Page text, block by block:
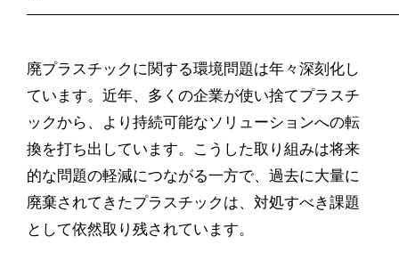
廃プラスチックに関する環境問題は年々深刻化し
ています。近年、多くの企業が使い捨てプラスチ
ックから、より持続可能なソリューションへの転
換を打ち出しています。こうした取り組みは将来
的な問題の軽減につながる一方で、過去に大量に
廃棄されてきたプラスチックは、対処すべき課題
として依然取り残されています。